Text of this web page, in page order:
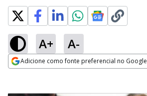
A+ A-
Adicione como fonte preferencial no Google